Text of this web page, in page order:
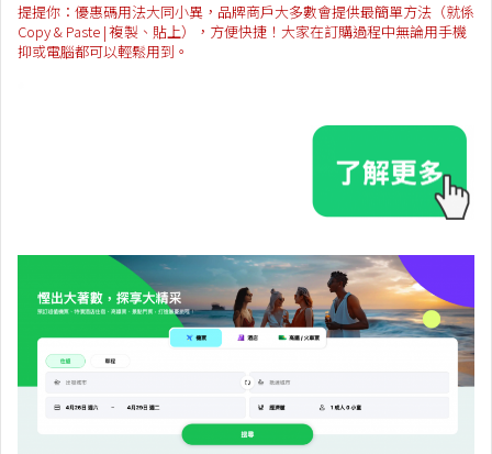
提提你：優惠碼用法大同小異，品牌商戶大多數會提供最簡單方法（就係
Copy & Paste | 複製、貼上），方便快捷！大家在訂購過程中無論用手機
抑或電腦都可以輕鬆用到。